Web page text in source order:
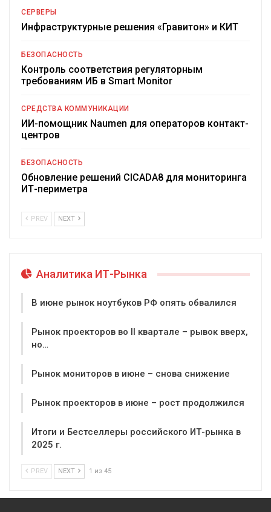
СЕРВЕРЫ
Инфраструктурные решения «Гравитон» и КИТ
БЕЗОПАСНОСТЬ
Контроль соответствия регуляторным
требованиям ИБ в Smart Monitor
СРЕДСТВА КОММУНИКАЦИИ
ИИ-помощник Naumen для операторов контакт-
центров
БЕЗОПАСНОСТЬ
Обновление решений CICADA8 для мониторинга
ИТ-периметра
PREV NEXT
Аналитика ИТ-Рынка
В июне рынок ноутбуков РФ опять обвалился
Рынок проекторов во II квартале – рывок вверх,
но…
Рынок мониторов в июне – снова снижение
Рынок проекторов в июне – рост продолжился
Итоги и Бестселлеры российского ИТ-рынка в
2025 г.
PREV NEXT 1 из 45